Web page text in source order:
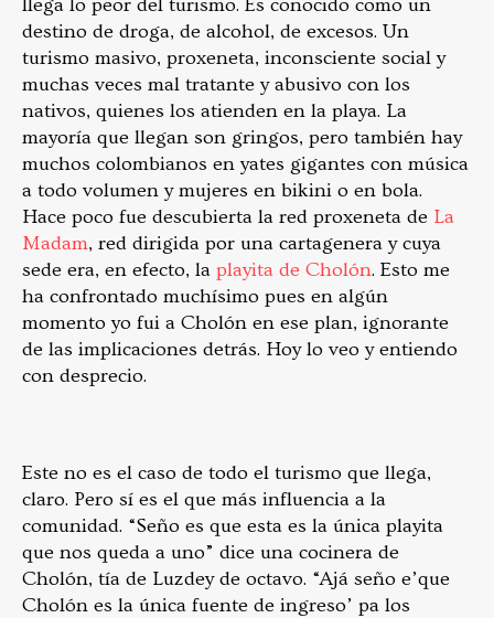
llega lo peor del turismo. Es conocido como un
destino de droga, de alcohol, de excesos. Un
turismo masivo, proxeneta, inconsciente social y
muchas veces mal tratante y abusivo con los
nativos, quienes los atienden en la playa. La
mayoría que llegan son gringos, pero también hay
muchos colombianos en yates gigantes con música
a todo volumen y mujeres en bikini o en bola.
Hace poco fue descubierta la red proxeneta de La
Madam, red dirigida por una cartagenera y cuya
sede era, en efecto, la playita de Cholón. Esto me
ha confrontado muchísimo pues en algún
momento yo fui a Cholón en ese plan, ignorante
de las implicaciones detrás. Hoy lo veo y entiendo
con desprecio.
Este no es el caso de todo el turismo que llega,
claro. Pero sí es el que más influencia a la
comunidad. “Seño es que esta es la única playita
que nos queda a uno” dice una cocinera de
Cholón, tía de Luzdey de octavo. “Ajá seño e’que
Cholón es la única fuente de ingreso’ pa los